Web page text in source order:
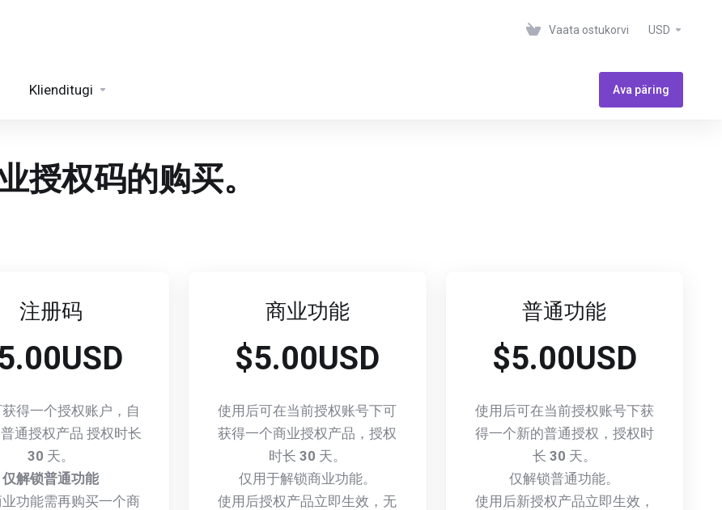
Vaata ostukorvi USD
Klienditugi Ava päring
授权码的购买。
注册码
得一个授权账户，自
通授权产品 授权时长
30 天。
仅解锁普通功能
功能需再购买一个商
商业功能
$5.00USD
使用后可在当前授权账号下可
获得一个商业授权产品，授权
时长 30 天。
仅用于解锁商业功能。
使用后授权产品立即生效，无
普通功能
$5.00USD
使用后可在当前授权账号下获
得一个新的普通授权，授权时
长 30 天。
仅解锁普通功能。
使用后新授权产品立即生效，